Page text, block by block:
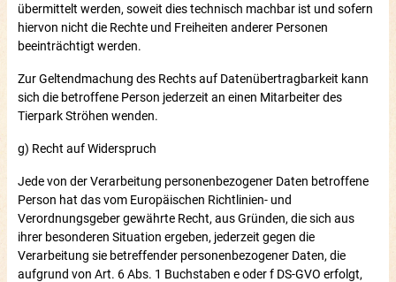
übermittelt werden, soweit dies technisch machbar ist und sofern
hiervon nicht die Rechte und Freiheiten anderer Personen
beeinträchtigt werden.
Zur Geltendmachung des Rechts auf Datenübertragbarkeit kann
sich die betroffene Person jederzeit an einen Mitarbeiter des
Tierpark Ströhen wenden.
g) Recht auf Widerspruch
Jede von der Verarbeitung personenbezogener Daten betroffene
Person hat das vom Europäischen Richtlinien- und
Verordnungsgeber gewährte Recht, aus Gründen, die sich aus
ihrer besonderen Situation ergeben, jederzeit gegen die
Verarbeitung sie betreffender personenbezogener Daten, die
aufgrund von Art. 6 Abs. 1 Buchstaben e oder f DS-GVO erfolgt,